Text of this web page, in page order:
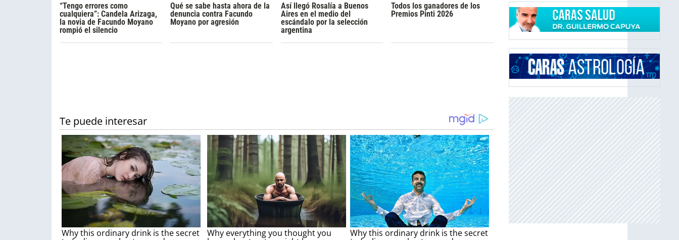
“Tengo errores como
cualquiera”: Candela Arizaga,
la novia de Facundo Moyano
rompió el silencio
Qué se sabe hasta ahora de la
denuncia contra Facundo
Moyano por agresión
Así llegó Rosalía a Buenos
Aires en el medio del
escándalo por la selección
argentina
Todos los ganadores de los
Premios Pinti 2026